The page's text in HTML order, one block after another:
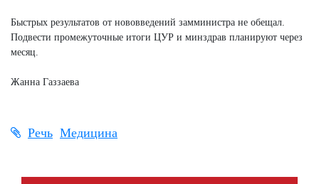
Быстрых результатов от нововведений замминистра не обещал.
Подвести промежуточные итоги ЦУР и минздрав планируют через
месяц.
Жанна Газзаева
Речь Медицина